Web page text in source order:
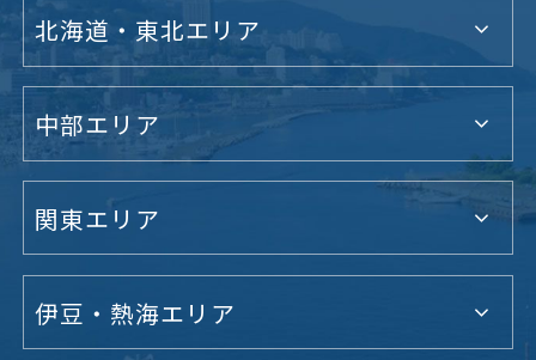
北海道・東北エリア
中部エリア
関東エリア
伊豆・熱海エリア